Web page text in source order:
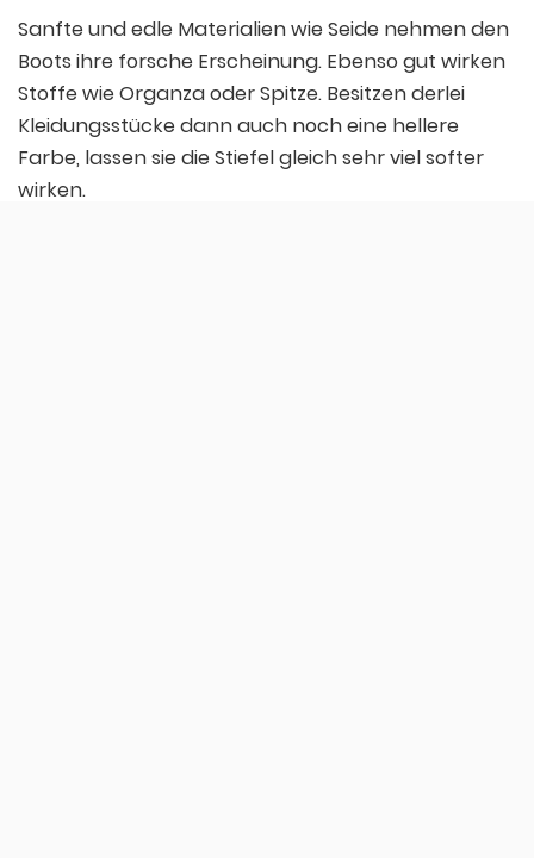
Sanfte und edle Materialien wie Seide nehmen den
Boots ihre forsche Erscheinung. Ebenso gut wirken
Stoffe wie Organza oder Spitze. Besitzen derlei
Kleidungsstücke dann auch noch eine hellere
Farbe, lassen sie die Stiefel gleich sehr viel softer
wirken.